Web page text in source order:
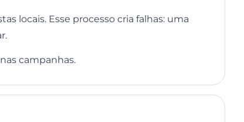
locais. Esse processo cria falhas: uma
campanhas.